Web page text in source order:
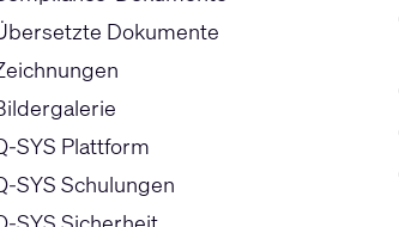
Dokumente
SYS Plattform
SYS Schulungen